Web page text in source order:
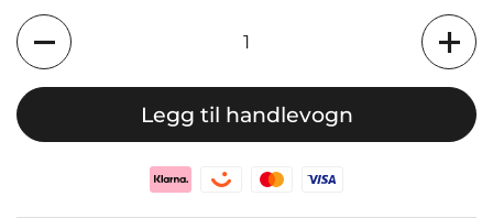
Antall
Legg til handlevogn